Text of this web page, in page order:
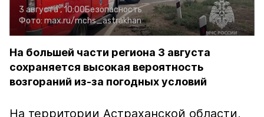
3 августа , 10:00Безопасность
Фото: max.ru/mchs_astrakhan
На большей части региона 3 августа
сохраняется высокая вероятность
возгораний из-за погодных условий
На территории Астраханской области,